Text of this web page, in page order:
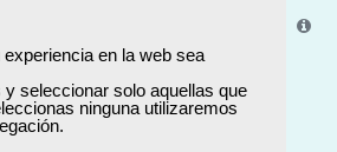
en la web sea
y seleccionar solo aquellas que
ninguna utilizaremos
y recursos para el aprendizaje.